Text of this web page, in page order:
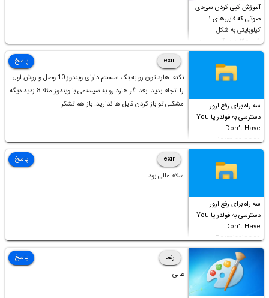
آموزش کپی کردن سی‌دی
صوتی که فایل‌های ۱
کیلوبایتی به شکل
شورت‌کات در آن موجود
است!
سه راه برای رفع ارور
دسترسی به فولدر یا You
Don’t Have
Permission to
Access this folder
exir
نکته: هارد تون رو به یک سیستم دارای ویندوز 10 وصل و روش اول
را انجام بدید. بعد اگر هارد رو به سیستمی با ویندوز مثلا 8 زدید دیگه
مشکلی تو باز کردن فایل ها ندارید. باز هم تشکر
پاسخ
سه راه برای رفع ارور
دسترسی به فولدر یا You
Don’t Have
Permission to
Access this folder
exir
سلام عالی بود.
پاسخ
رضا
عالی
پاسخ